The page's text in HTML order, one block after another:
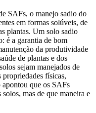
SAFs, o manejo sadio do
em formas solúveis, de
plantas. Um solo sadio
é a garantia de bom
da produtividade
de plantas e dos
sejam manejados de
propriedades físicas,
que os SAFs
mas de que maneira e